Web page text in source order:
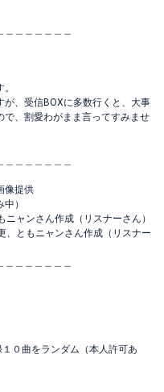
、受信BOXに多数行くと、大事
、割愛わがまま言ってすみませ
像提供
）
ャンさん作成（リスナーさん）
、ともニャンさん作成（リスナー
０曲をランダム（本人許可あ